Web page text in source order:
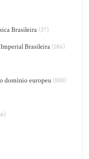
Brasileira (37)
Brasileira (186)
domínio europeu(100)